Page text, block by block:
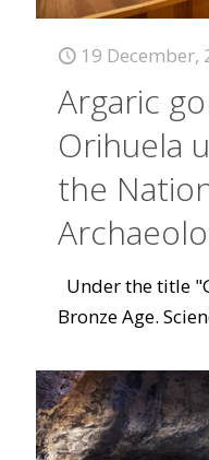
19 December,
Argaric
Orihuela
the
Under the title
Bronze Age.